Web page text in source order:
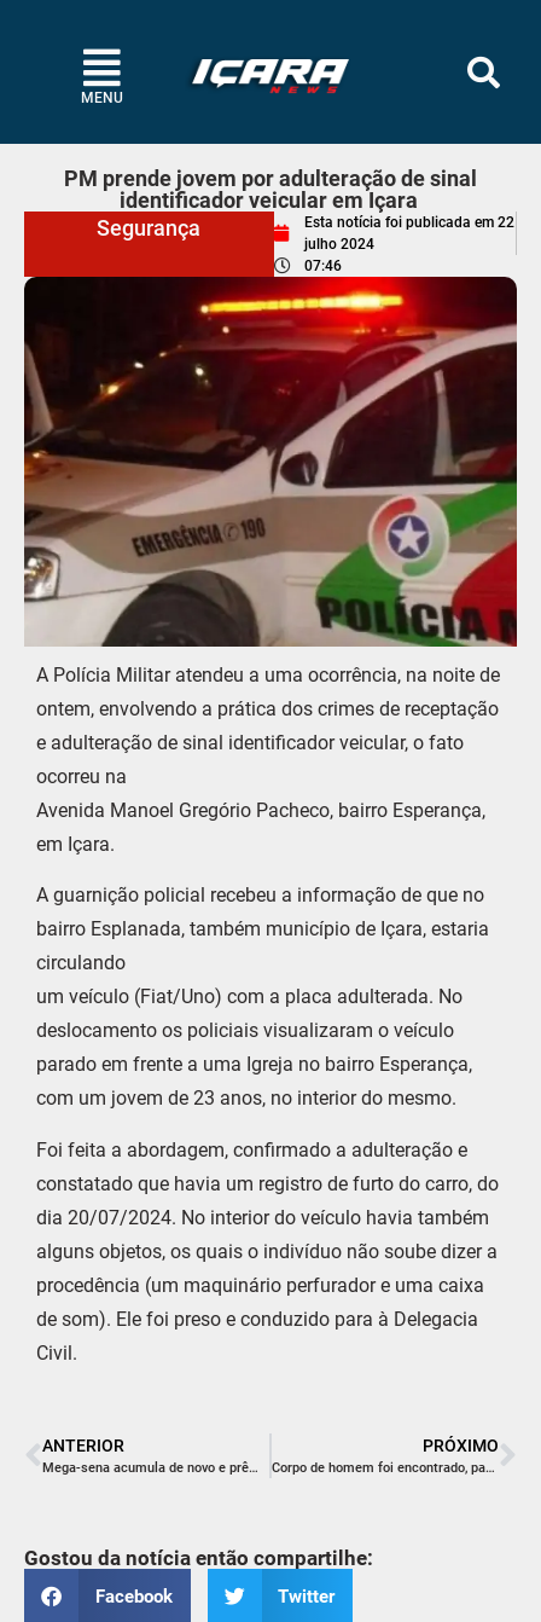
MENU
PM prende jovem por adulteração de sinal
identificador veicular em Içara
Segurança
Esta notícia foi publicada em 22
julho 2024
07:46
A Polícia Militar atendeu a uma ocorrência, na noite de
ontem, envolvendo a prática dos crimes de receptação
e adulteração de sinal identificador veicular, o fato
ocorreu na
Avenida Manoel Gregório Pacheco, bairro Esperança,
em Içara.
A guarnição policial recebeu a informação de que no
bairro Esplanada, também município de Içara, estaria
circulando
um veículo (Fiat/Uno) com a placa adulterada. No
deslocamento os policiais visualizaram o veículo
parado em frente a uma Igreja no bairro Esperança,
com um jovem de 23 anos, no interior do mesmo.
Foi feita a abordagem, confirmado a adulteração e
constatado que havia um registro de furto do carro, do
dia 20/07/2024. No interior do veículo havia também
alguns objetos, os quais o indivíduo não soube dizer a
procedência (um maquinário perfurador e uma caixa
de som). Ele foi preso e conduzido para à Delegacia
Civil.
ANTERIOR
Mega-sena acumula de novo e prêmio vai para R$ 61 milhões
PRÓXIMO
Corpo de homem foi encontrado, parcialmente submerso, em Balneário Rincão
Gostou da notícia então compartilhe:
Facebook Twitter